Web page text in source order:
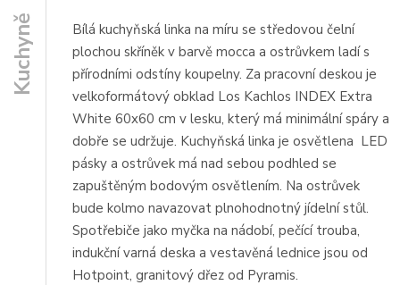
Kuchyně
Bílá kuchyňská linka na míru se středovou čelní
plochou skříněk v barvě mocca a ostrůvkem ladí s
přírodními odstíny koupelny. Za pracovní deskou je
velkoformátový obklad Los Kachlos INDEX Extra
White 60x60 cm v lesku, který má minimální spáry a
dobře se udržuje. Kuchyňská linka je osvětlena LED
pásky a ostrůvek má nad sebou podhled se
zapuštěným bodovým osvětlením. Na ostrůvek
bude kolmo navazovat plnohodnotný jídelní stůl.
Spotřebiče jako myčka na nádobí, pečící trouba,
indukční varná deska a vestavěná lednice jsou od
Hotpoint, granitový dřez od Pyramis.